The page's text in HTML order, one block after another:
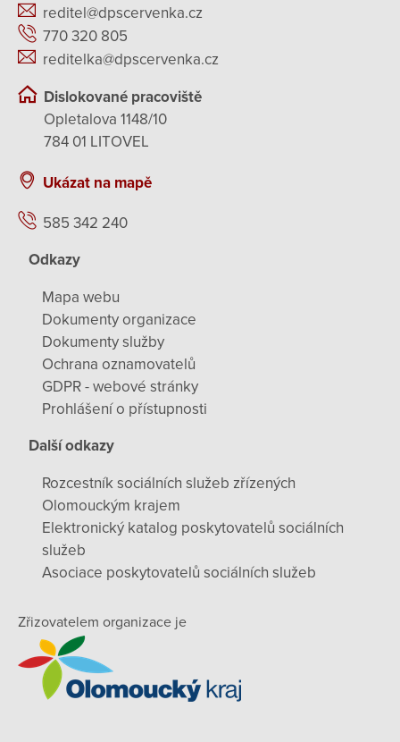
reditel@dpscervenka.cz
770 320 805
reditelka@dpscervenka.cz
Dislokované pracoviště
Opletalova 1148/10
784 01 LITOVEL
Ukázat na mapě
585 342 240
Odkazy
Mapa webu
Dokumenty organizace
Dokumenty služby
Ochrana oznamovatelů
GDPR - webové stránky
Prohlášení o přístupnosti
Další odkazy
Rozcestník sociálních služeb zřízených
Olomouckým krajem
Elektronický katalog poskytovatelů sociálních
služeb
Asociace poskytovatelů sociálních služeb
Zřizovatelem organizace je